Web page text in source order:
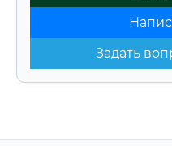
Задать